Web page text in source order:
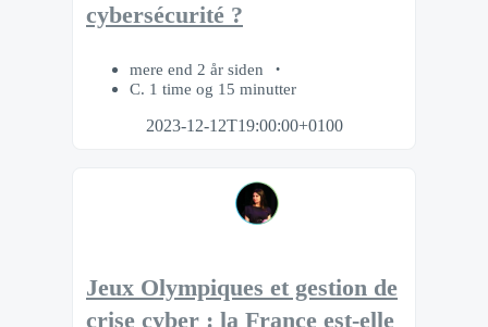
cybersécurité ?
mere end 2 år siden
C. 1 time og 15 minutter
2023-12-12T19:00:00+0100
Jeux Olympiques et gestion de
crise cyber : la France est-elle